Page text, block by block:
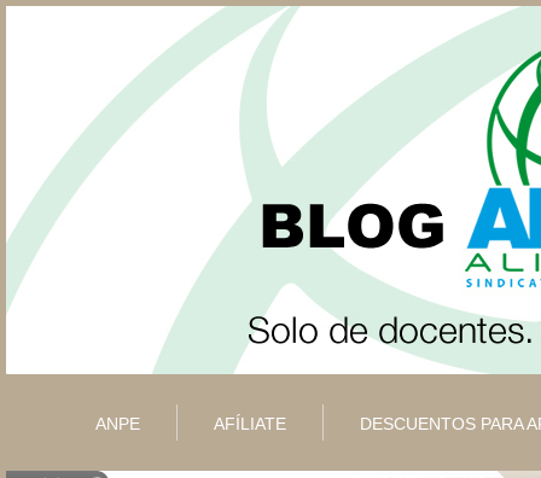
ANPE AFÍLIATE DESCUENTOS PARA